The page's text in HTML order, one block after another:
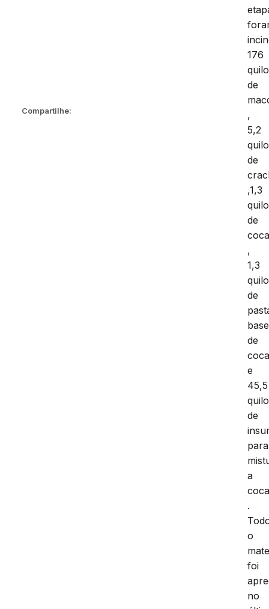
Compartilhe:
176
de
,
5,2
de
,1,3
de
,
1,3
de
base
de
e
45,5
de
para
a
.
o
foi
no